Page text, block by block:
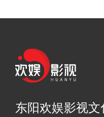
东阳欢娱影视文